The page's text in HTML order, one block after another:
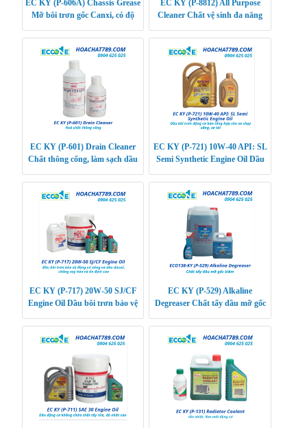
EC KY (P-606A) Chassis Grease
Mỡ bôi trơn gốc Canxi, có độ
EC KY (P-8812) All Purpose
Cleaner Chất vệ sinh đa năng
EC KY (P-601) Drain Cleaner
Chất thông cống, làm sạch dầu
cống 1 cách
EC KY (P-721) 10W-40 API: SL
Semi Synthetic Engine Oil Dầu
cho xe chạy
EC KY (P-717) 20W-50 SJ/CF
Engine Oil Dầu bôi trơn bảo vệ
chống oxy hóa
EC KY (P-529) Alkaline
Degreaser Chất tẩy dầu mỡ gốc